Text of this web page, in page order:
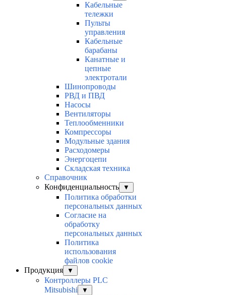
Кабельные
тележки
Пульты
управления
Кабельные
барабаны
Канатные и
цепные
электротали
Шинопроводы
РВД и ПВД
Насосы
Вентиляторы
Теплообменники
Компрессоры
Модульные здания
Расходомеры
Энергоцепи
Складская техника
Справочник
Конфиденциальность
▼
Политика обработки
персональных данных
Согласие на
обработку
персональных данных
Политика
использования
файлов cookie
Продукция
▼
Контроллеры PLC
Mitsubishi
▼